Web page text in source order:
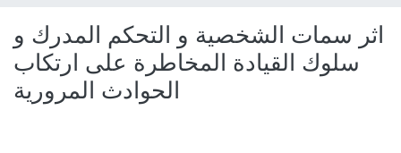
اثر سمات الشخصية و التحكم المدرك و
سلوك القيادة المخاطرة على ارتكاب
الحوادث المرورية